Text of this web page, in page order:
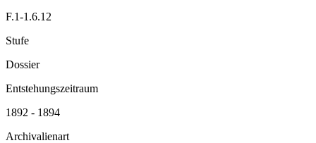
F.1-1.6.12
Stufe
Dossier
Entstehungszeitraum
1892 - 1894
Archivalienart